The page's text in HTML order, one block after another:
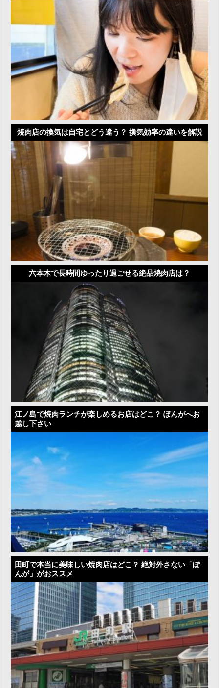
焼肉店の換気は自宅とどう違う？ 換気効率の違いを解説
六本木で長時間ゆったり過ごせる絶品焼肉店は？
江ノ島で焼肉ランチが楽しめるお店はどこ？ ぽんがへお
越し下さい
田町で本当に美味しい焼肉店はどこ？ 絶対外さない「ぽ
んが」がおススメ